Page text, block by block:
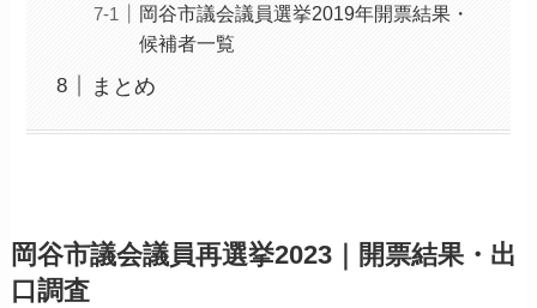
岡谷市議会議員選挙2019年開票結果・
候補者一覧
まとめ
岡谷市議会議員再選挙2023｜開票結果・出
口調査